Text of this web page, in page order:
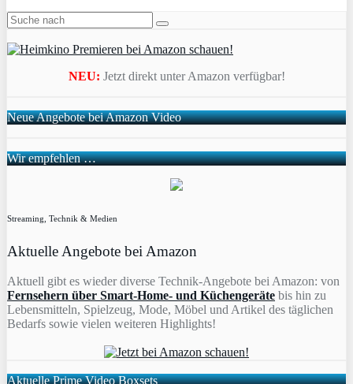
NEU: Jetzt direkt unter Amazon verfügbar!
Neue Angebote bei Amazon Video
Wir empfehlen …
Streaming, Technik & Medien
Aktuelle Angebote bei Amazon
Aktuell gibt es wieder diverse Technik-Angebote bei Amazon: von
Fernsehern über Smart-Home- und Küchengeräte bis hin zu
Lebensmitteln, Spielzeug, Mode, Möbel und Artikel des täglichen
Bedarfs sowie vielen weiteren Highlights!
Aktuelle Prime Video Boxsets